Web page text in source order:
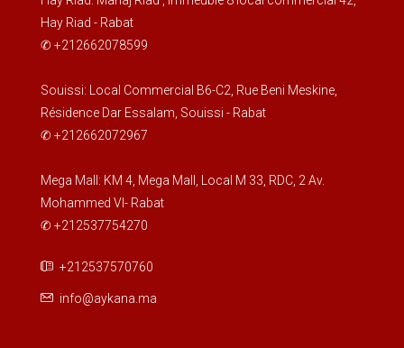
Hay Riad - Rabat
✆ +212662078599
Souissi: Local Commercial B6-C2, Rue Beni Meskine,
Résidence Dar Essalam, Souissi - Rabat
✆ +212662072967
Mega Mall: KM 4, Mega Mall, Local M 33, RDC, 2 Av.
Mohammed VI- Rabat
✆ +212537754270
+212537570760
info@aykana.ma